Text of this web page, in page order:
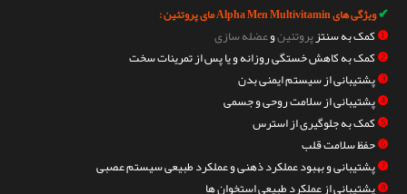
✔ویژگی های Alpha Men Multivitamin مای پروتئین :
❶کمک به سنتزپروتئینوعضله سازی
❷کمک به کاهش خستگی روزانه و یا پس از تمرینات سخت
❸پشتیبانی از سیستم ایمنی بدن
❹پشتیبانی از سلامت روحی و جسمی
❺کمک به جلوگیری از استرس
❻حفظ سلامت قلب
❼پشتیبانی و بهبود عملکرد ذهنی و عملکرد طبیعی سیستم عصبی
❽پشتیبانی از عملکرد طبیعی استخوان ها